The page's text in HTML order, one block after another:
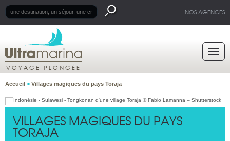
NOS AGENCES
VOYAGE PLONGÉE
Accueil > Villages magiques du pays Toraja
VILLAGES MAGIQUES DU PAYS
TORAJA